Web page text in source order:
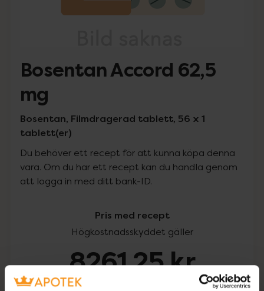
Bosentan Accord 62,5
mg
Bosentan, Filmdragerad tablett, 56 x 1
tablett(er)
Du behöver ett recept för att kunna köpa denna
vara. Om du har ett recept kan du handla genom
att logga in med ditt bank-ID.
Pris med recept
Högkostnadsskyddet gäller
8261,25 kr